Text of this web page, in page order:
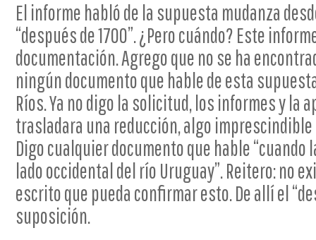
El informe habló de la supuesta mudanza
“después de 1700”. ¿Pero cuándo? Este
documentación. Agrego que no se ha
ningún documento que hable de esta
Ríos. Ya no digo la solicitud, los informes y la
trasladara una reducción, algo imprescindible
Digo cualquier documento que hable
lado occidental del río Uruguay”. Reitero: no
escrito que pueda confirmar esto. De allí el
suposición.